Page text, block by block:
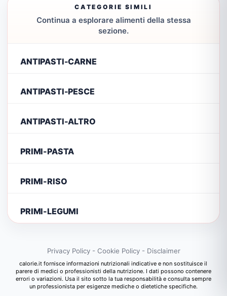
CATEGORIE SIMILI
Continua a esplorare alimenti della stessa
sezione.
ANTIPASTI-CARNE
ANTIPASTI-PESCE
ANTIPASTI-ALTRO
PRIMI-PASTA
PRIMI-RISO
PRIMI-LEGUMI
Privacy Policy- Cookie Policy- Disclaimer
calorie.it fornisce informazioni nutrizionali indicative e non sostituisce il
parere di medici o professionisti della nutrizione. I dati possono contenere
errori o variazioni. Usa il sito sotto la tua responsabilità e consulta sempre
un professionista per esigenze mediche o dietetiche specifiche.